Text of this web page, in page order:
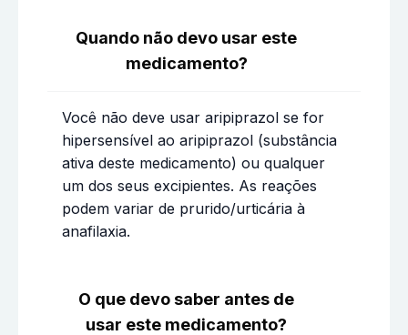
Quando não devo usar este
medicamento?
Você não deve usar aripiprazol se for
hipersensível ao aripiprazol (substância
ativa deste medicamento) ou qualquer
um dos seus excipientes. As reações
podem variar de prurido/urticária à
anafilaxia.
O que devo saber antes de
usar este medicamento?